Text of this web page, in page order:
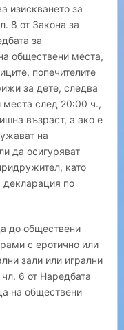
изискването за
8 от Закона за
за
обществени места,
попечителите
за дете, следва
места след 20:00 ч.,
възраст, а ако е
на
да осигуряват
като
декларация по
до обществени
с еротично или
зали или игрални
6 от Наредбата
на обществени